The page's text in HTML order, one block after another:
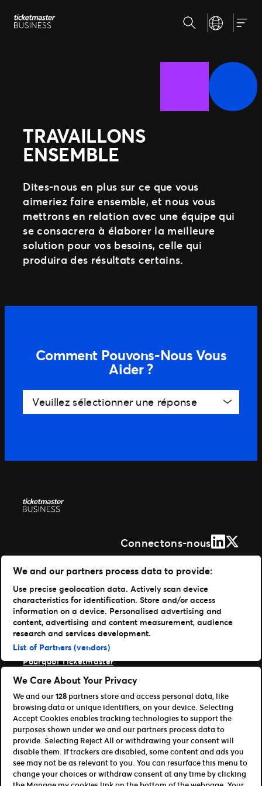
Aller
auNos solutions
Expérience fan
Proposer les meilleurs services à vos fans
Nos clients
RechercheSelect your
TRAVAILLONS
ENSEMBLE
Dites-nous en plus sur ce que vous
aimeriez faire ensemble, et nous vous
mettrons en relation avec une équipe qui
se consacrera à élaborer la meilleure
solution pour vos besoins, celle qui
produira des résultats certains.
Comment Pouvons-Nous Vous
Aider ?
Veuillez sélectionner une réponse
Connectons-nousLinkedIn
X
Solutions
Gestion de vos événements
Distribuer vos billets
Des experts à votre service
Expérience fan
Entreprise
Pourquoi Ticketmaster
Notre histoire
Carrières Live Nation
Ressources
Accès Organisateur
Référencer votre événement
Devenir affilié
CSE, Agence & Revendeur
We and our partners process data to provide:
Use precise geolocation data. Actively scan device
characteristics for identification. Store and/or access
information on a device. Personalised advertising and
content, advertising and content measurement, audience
research and services development.
List of Partners (vendors)
We Care About Your Privacy
We and our128 partners store and access personal data, like
browsing data or unique identifiers, on your device. Selecting
Accept Cookies enables tracking technologies to support the
purposes shown under we and our partners process data to
provide. Selecting Reject All or withdrawing your consent will
disable them. If trackers are disabled, some content and ads you
see may not be as relevant to you. You can resurface this menu to
change your choices or withdraw consent at any time by clicking